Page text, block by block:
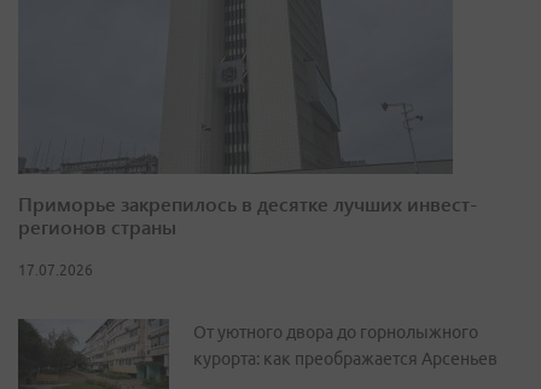
Приморье закрепилось в десятке лучших инвест-
регионов страны
17.07.2026
От уютного двора до горнолыжного
курорта: как преображается Арсеньев